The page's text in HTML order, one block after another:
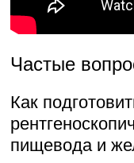
Частые
Как
пищевода и